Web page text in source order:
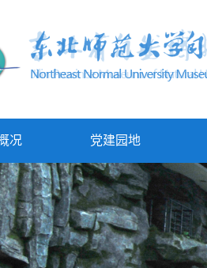
况 党建园地